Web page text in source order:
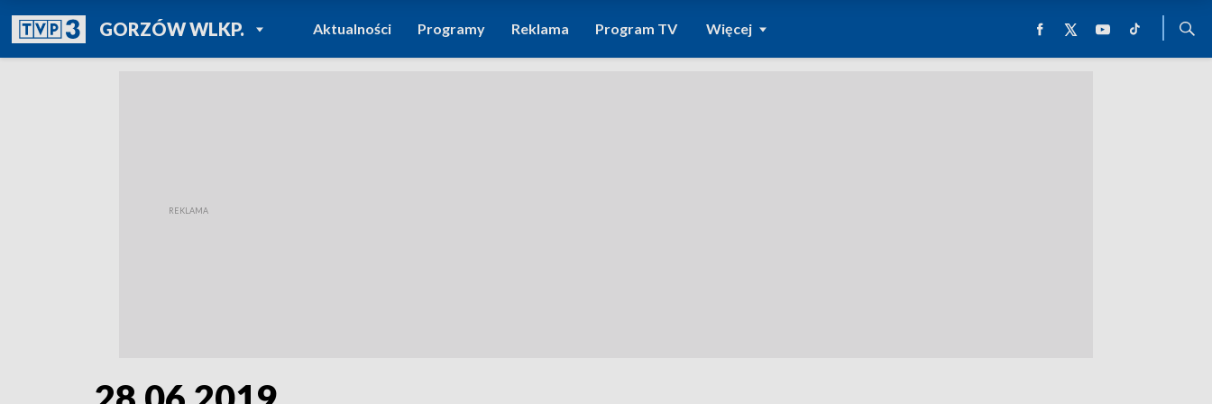
GORZÓW WLKP.POWRÓT DO
TVP REGIONY
Aktualności Programy Reklama Program TV Więcej